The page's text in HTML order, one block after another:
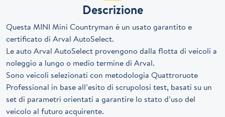
Descrizione
Questa MINI Mini Countryman è un usato garantito e
certificato di Arval AutoSelect.
Le auto Arval AutoSelect provengono dalla flotta di veicoli a
noleggio a lungo o medio termine di Arval.
Sono veicoli selezionati con metodologia Quattroruote
Professional in base all’esito di scrupolosi test, basati su un
set di parametri orientati a garantire lo stato d’uso del
veicolo al futuro acquirente.